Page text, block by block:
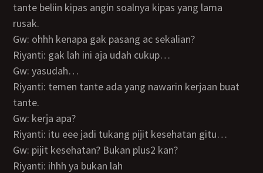
tante beliin kipas angin soalnya kipas yang lama
rusak.
Gw: ohhh kenapa gak pasang ac sekalian?
Riyanti: gak lah ini aja udah cukup…
Gw: yasudah…
Riyanti: temen tante ada yang nawarin kerjaan buat
tante.
Gw: kerja apa?
Riyanti: itu eee jadi tukang pijit kesehatan gitu…
Gw: pijit kesehatan? Bukan plus2 kan?
Riyanti: ihhh ya bukan lah